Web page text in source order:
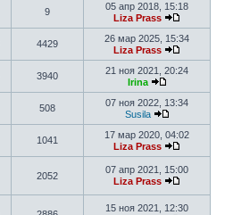
9
05 апр 2018, 15:18
Liza Prass
4429
26 мар 2025, 15:34
Liza Prass
3940
21 ноя 2021, 20:24
Irina
508
07 ноя 2022, 13:34
Susila
1041
17 мар 2020, 04:02
Liza Prass
2052
07 апр 2021, 15:00
Liza Prass
15 ноя 2021, 12:30